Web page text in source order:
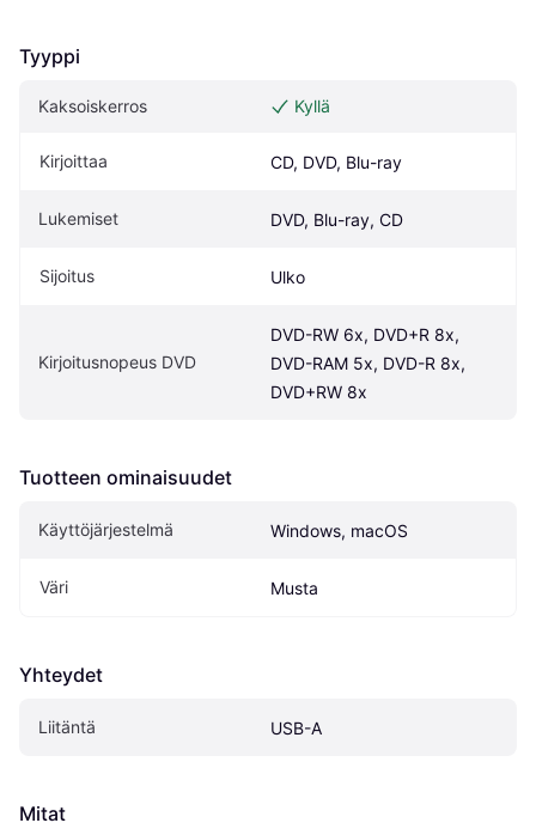
Tyyppi
Kaksoiskerros Kyllä
Kirjoittaa CD, DVD, Blu-ray
Lukemiset DVD, Blu-ray, CD
Sijoitus Ulko
Kirjoitusnopeus DVD
DVD-RW 6x, DVD+R 8x,
DVD-RAM 5x, DVD-R 8x,
DVD+RW 8x
Tuotteen ominaisuudet
Käyttöjärjestelmä Windows, macOS
Väri Musta
Yhteydet
Liitäntä USB-A
Mitat